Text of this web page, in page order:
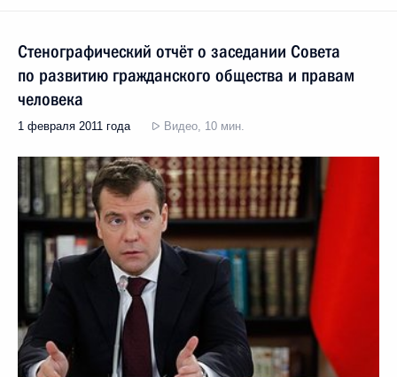
Стенографический отчёт о заседании Совета
по развитию гражданского общества и правам
человека
1 февраля 2011 года Видео, 10 мин.